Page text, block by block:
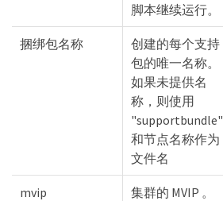
脚本继续运行。
捆绑包名称
创建的每个支持
包的唯一名称。
如果未提供名
称，则使用
"supportbundle"
和节点名称作为
文件名
mvip
集群的 MVIP 。